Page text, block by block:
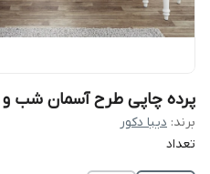
پرده چاپی طرح آسمان شب و
برند: دیبا دکور
تعداد